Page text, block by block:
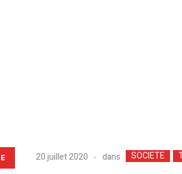
20 juillet 2020 dans SOCIETE